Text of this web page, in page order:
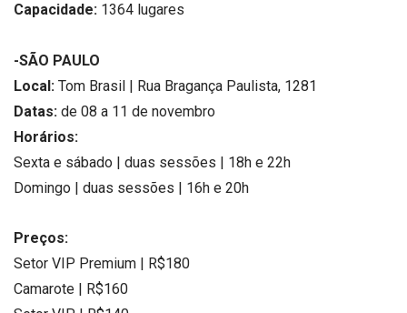
Capacidade: 1364 lugares
-SÃO PAULO
Local: Tom Brasil | Rua Bragança Paulista, 1281
Datas: de 08 a 11 de novembro
Horários:
Sexta e sábado | duas sessões | 18h e 22h
Domingo | duas sessões | 16h e 20h
Preços:
Setor VIP Premium | R$180
Camarote | R$160